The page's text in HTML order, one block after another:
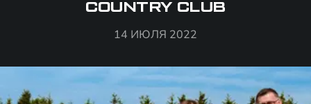
COUNTRY CLUB
14 ИЮЛЯ 2022